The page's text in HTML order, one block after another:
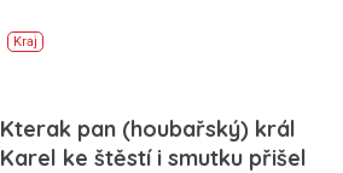
Kraj
Kterak pan (houbařský) král
Karel ke štěstí i smutku přišel